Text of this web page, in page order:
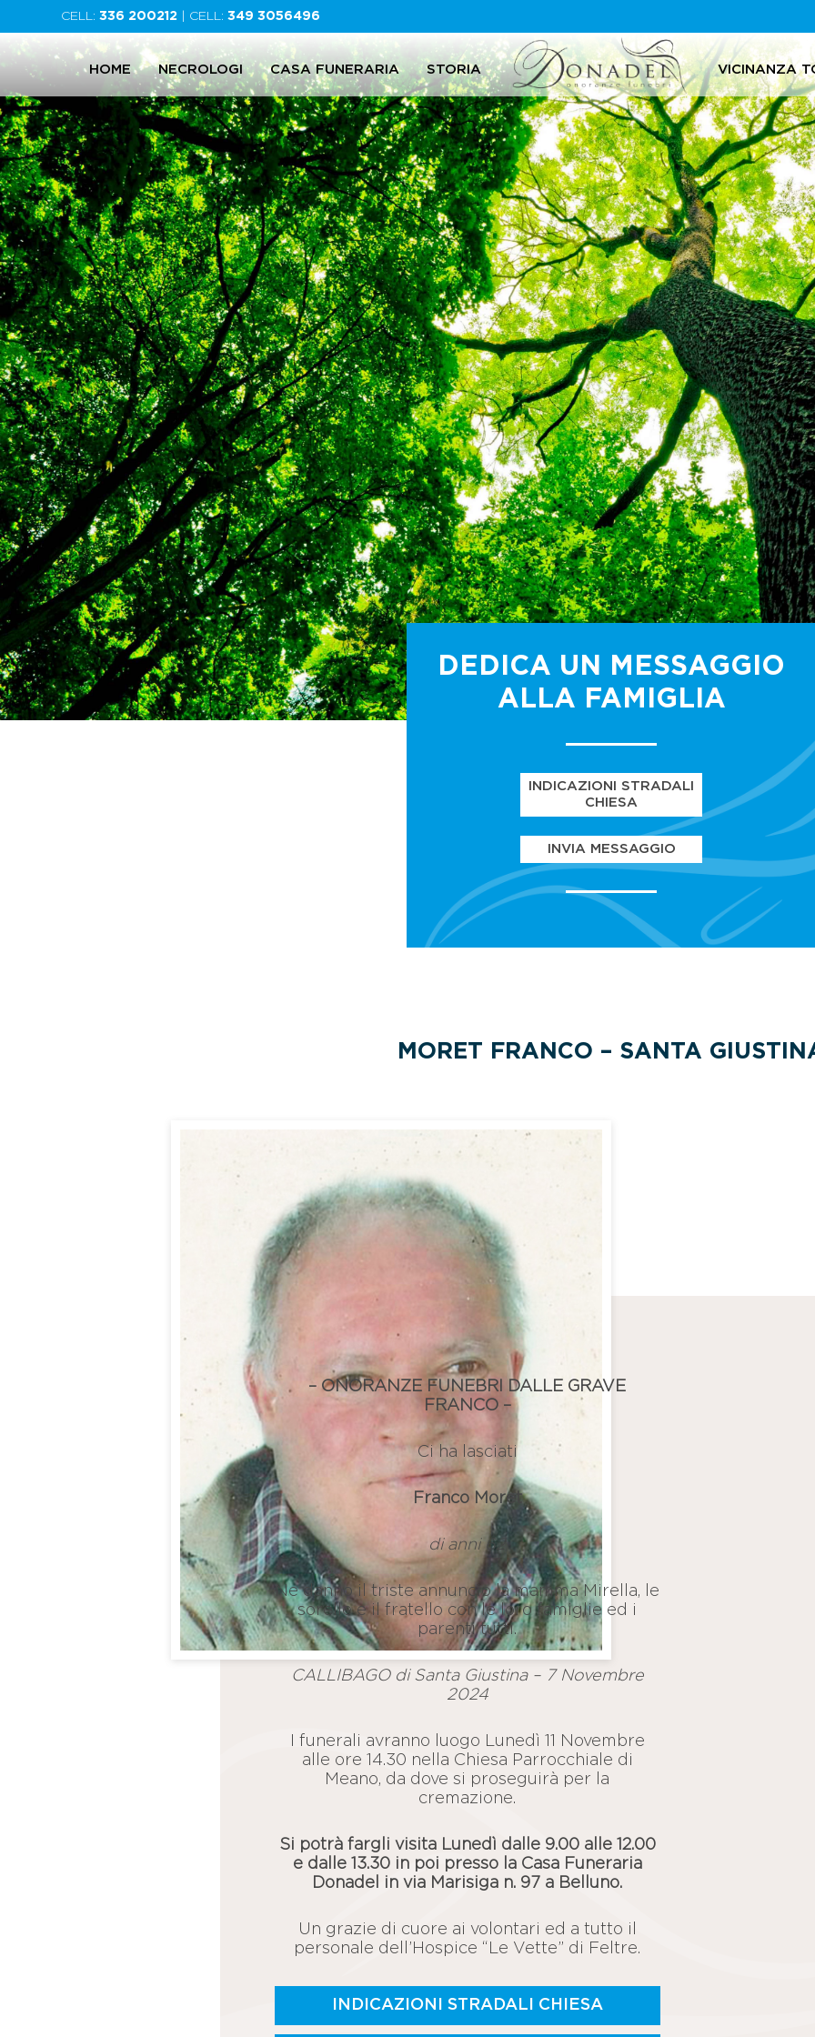
CELL:336 200212 | CELL:349 3056496
HOME NECROLOGI CASA FUNERARIA STORIA VICINANZA
DEDICA UN MESSAGGIO
ALLA FAMIGLIA
INDICAZIONI STRADALI
CHIESA
INVIA MESSAGGIO
MORET FRANCO – SANTA
– ONORANZE FUNEBRI DALLE GRAVE
FRANCO –
Ci ha lasciati
Franco Moret
di anni 62
Ne danno il triste annuncio la mamma Mirella, le
sorelle e il fratello con le loro famiglie ed i
parenti tutti.
CALLIBAGO di Santa Giustina – 7 Novembre
2024
I funerali avranno luogo Lunedì 11 Novembre
alle ore 14.30 nella Chiesa Parrocchiale di
Meano, da dove si proseguirà per la
cremazione.
Si potrà fargli visita Lunedì dalle 9.00 alle 12.00
e dalle 13.30 in poi presso la Casa Funeraria
Donadel in via Marisiga n. 97 a Belluno.
Un grazie di cuore ai volontari ed a tutto il
personale dell’Hospice “Le Vette” di Feltre.
INDICAZIONI STRADALI CHIESA